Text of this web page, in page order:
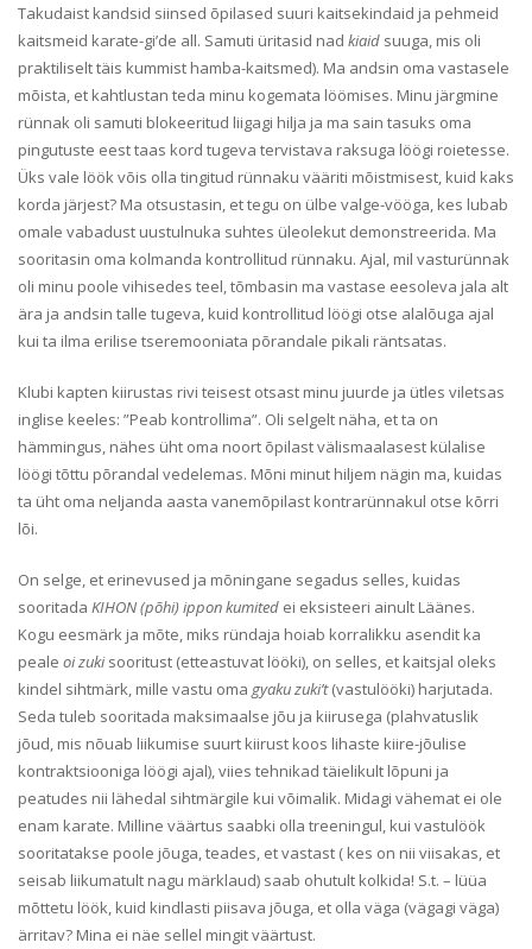
Takudaist kandsid siinsed õpilased suuri kaitsekindaid ja pehmeid
kaitsmeid karate-gi’de all. Samuti üritasid nad kiaid suuga, mis oli
praktiliselt täis kummist hamba-kaitsmed). Ma andsin oma vastasele
mõista, et kahtlustan teda minu kogemata löömises. Minu järgmine
rünnak oli samuti blokeeritud liigagi hilja ja ma sain tasuks oma
pingutuste eest taas kord tugeva tervistava raksuga löögi roietesse.
Üks vale löök võis olla tingitud rünnaku vääriti mõistmisest, kuid kaks
korda järjest? Ma otsustasin, et tegu on ülbe valge-vööga, kes lubab
omale vabadust uustulnuka suhtes üleolekut demonstreerida. Ma
sooritasin oma kolmanda kontrollitud rünnaku. Ajal, mil vasturünnak
oli minu poole vihisedes teel, tõmbasin ma vastase eesoleva jala alt
ära ja andsin talle tugeva, kuid kontrollitud löögi otse alalõuga ajal
kui ta ilma erilise tseremooniata põrandale pikali räntsatas.
Klubi kapten kiirustas rivi teisest otsast minu juurde ja ütles viletsas
inglise keeles: ”Peab kontrollima”. Oli selgelt näha, et ta on
hämmingus, nähes üht oma noort õpilast välismaalasest külalise
löögi tõttu põrandal vedelemas. Mõni minut hiljem nägin ma, kuidas
ta üht oma neljanda aasta vanemõpilast kontrarünnakul otse kõrri
lõi.
On selge, et erinevused ja mõningane segadus selles, kuidas
sooritada KIHON (põhi) ippon kumited ei eksisteeri ainult Läänes.
Kogu eesmärk ja mõte, miks ründaja hoiab korralikku asendit ka
peale oi zukisooritust (etteastuvat lööki), on selles, et kaitsjal oleks
kindel sihtmärk, mille vastu oma gyaku zuki’t(vastulööki) harjutada.
Seda tuleb sooritada maksimaalse jõu ja kiirusega (plahvatuslik
jõud, mis nõuab liikumise suurt kiirust koos lihaste kiire-jõulise
kontraktsiooniga löögi ajal), viies tehnikad täielikult lõpuni ja
peatudes nii lähedal sihtmärgile kui võimalik. Midagi vähemat ei ole
enam karate. Milline väärtus saabki olla treeningul, kui vastulöök
sooritatakse poole jõuga, teades, et vastast ( kes on nii viisakas, et
seisab liikumatult nagu märklaud) saab ohutult kolkida! S.t. – lüüa
mõttetu löök, kuid kindlasti piisava jõuga, et olla väga (vägagi väga)
ärritav? Mina ei näe sellel mingit väärtust.